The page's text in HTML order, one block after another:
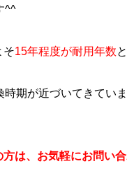
^^
そ15年程度が耐用年数
期が近づいてきてい
は、お気軽にお問い